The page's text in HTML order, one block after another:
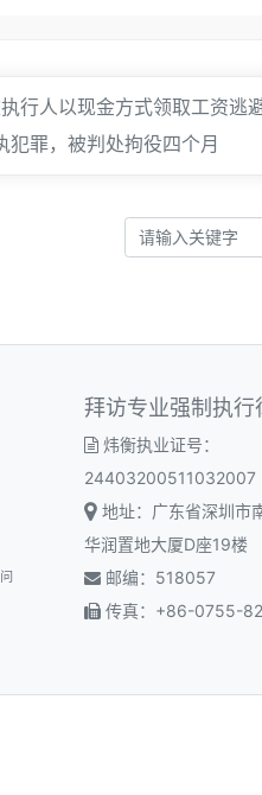
行人以现金方式领取工资逃
犯罪，被判处拘役四个月
拜访专业强制执行
炜衡执业证号：
24403200511032007
地址：广东省深圳市
华润置地大厦D座19楼
邮编：518057
传真：+86-0755-